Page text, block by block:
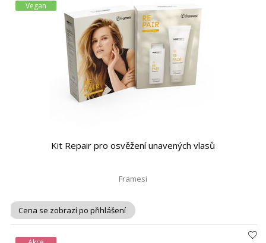
Vegan
Kit Repair pro osvěžení unavených vlasů
Framesi
Cena se zobrazí po přihlášení